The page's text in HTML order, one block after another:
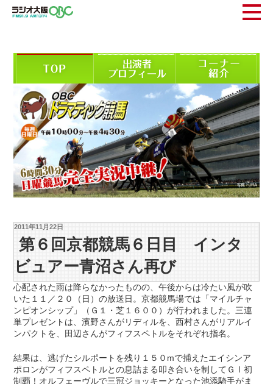
2011年11月22日
第６回京都競馬６日目 インタ
ビュアー青沼さん再び
心配された雨は降らなかったものの、午後からは冷たい風が吹
いた１１／２０（日）の放送日。京都競馬場では「マイルチャ
ンピオンシップ」（Ｇ１・芝１６００）が行われました。三連
単プレゼントは、濱野さんがリディルを、西村さんがリアルイ
ンパクトを、田辺さんがフィフスペトルをそれぞれ指名。
結果は、逃げたシルポートを残り１５０mで捕えたエイシンア
ポロンがフィフスペトルとの息詰まる叩き合いを制してＧⅠ初
制覇！オルフェーヴルで三冠ジョッキーとなった池添騎手がま